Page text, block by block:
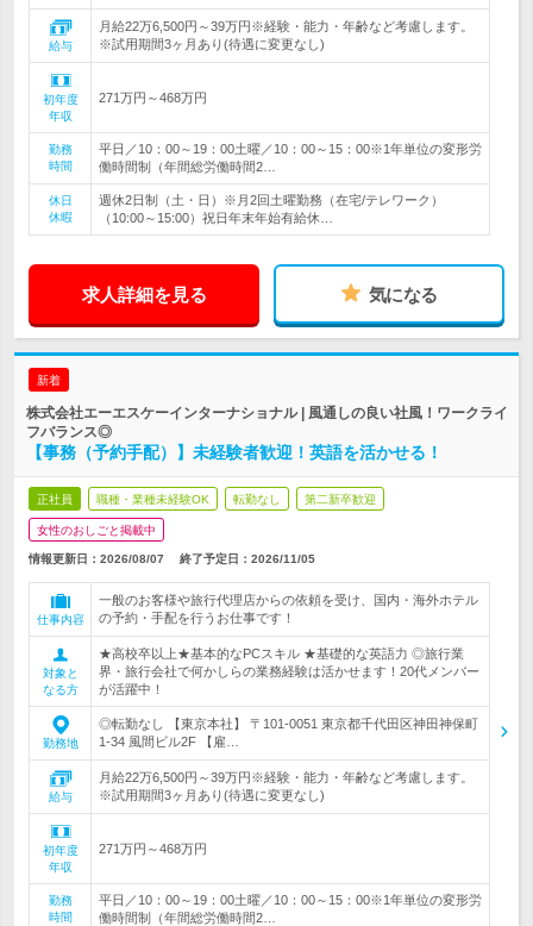
給与
月給22万6,500円～39万円※経験・能力・年齢など考慮します。
※試用期間3ヶ月あり(待遇に変更なし)
初年度
年収
271万円～468万円
勤務
時間
平日／10：00～19：00土曜／10：00～15：00※1年単位の変形労
働時間制（年間総労働時間2…
休日
休暇
週休2日制（土・日）※月2回土曜勤務（在宅/テレワーク）
（10:00～15:00）祝日年末年始有給休…
求人詳細を見る 気になる
新着
株式会社エーエスケーインターナショナル | 風通しの良い社風！ワークライ
フバランス◎
【事務（予約手配）】未経験者歓迎！英語を活かせる！
正社員 職種・業種未経験OK 転勤なし 第二新卒歓迎
女性のおしごと掲載中
情報更新日：2026/08/07 終了予定日： 2026/11/05
仕事内容
一般のお客様や旅行代理店からの依頼を受け、国内・海外ホテル
の予約・手配を行うお仕事です！
対象と
なる方
★高校卒以上★基本的なPCスキル ★基礎的な英語力 ◎旅行業
界・旅行会社で何かしらの業務経験は活かせます！20代メンバー
が活躍中！
勤務地
◎転勤なし 【東京本社】 〒101-0051 東京都千代田区神田神保町
1-34 風間ビル2F 【雇…
給与
月給22万6,500円～39万円※経験・能力・年齢など考慮します。
※試用期間3ヶ月あり(待遇に変更なし)
初年度
年収
271万円～468万円
勤務
時間
平日／10：00～19：00土曜／10：00～15：00※1年単位の変形労
働時間制（年間総労働時間2…